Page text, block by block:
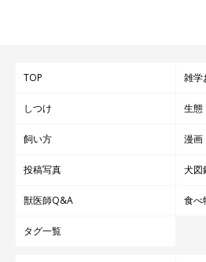
TOP 雑学
しつけ 生態
飼い方 漫画
投稿写真 犬図
獣医師Q&A 食べ
タグ一覧